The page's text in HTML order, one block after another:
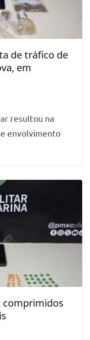
de tráfico de
em
resultou na
envolvimento
comprimidos